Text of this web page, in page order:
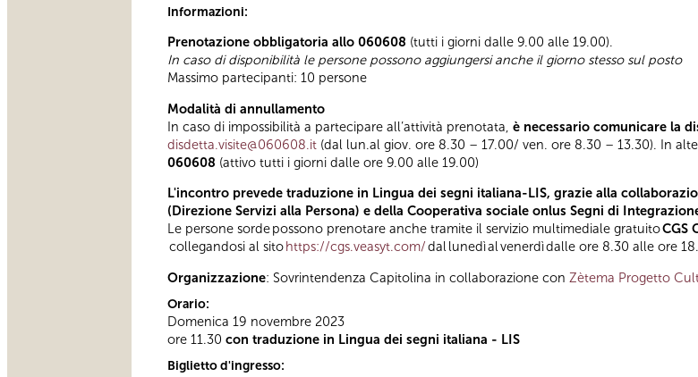
Informazioni:
Prenotazione obbligatoria allo 060608 (tutti i giorni dalle 9.00 alle 19.00).
In caso di disponibilità le persone possono aggiungersi anche il giorno stesso sul posto
Massimo partecipanti: 10 persone
Modalità di annullamento
In caso di impossibilità a partecipare all’attività prenotata, è necessario comunicare la
disdetta.visite@060608.it (dal lun.al giov. ore 8.30 – 17.00/ ven. ore 8.30 – 13.30). In
060608 (attivo tutti i giorni dalle ore 9.00 alle 19.00)
L'incontro prevede traduzione in Lingua dei segni italiana-LIS, grazie alla
(Direzione Servizi alla Persona) e della Cooperativa sociale onlus Segni di
Le persone sorde possono prenotare anche tramite il servizio multimediale gratuitoCGS
collegandosi al sito https://cgs.veasyt.com/dal lunedì al venerdì dalle ore 8.30 alle ore
Organizzazione: Sovrintendenza Capitolina in collaborazione con Zètema Progetto
Orario:
Domenica 19 novembre 2023
ore 11.30 con traduzione in Lingua dei segni italiana - LIS
Biglietto d'ingresso: